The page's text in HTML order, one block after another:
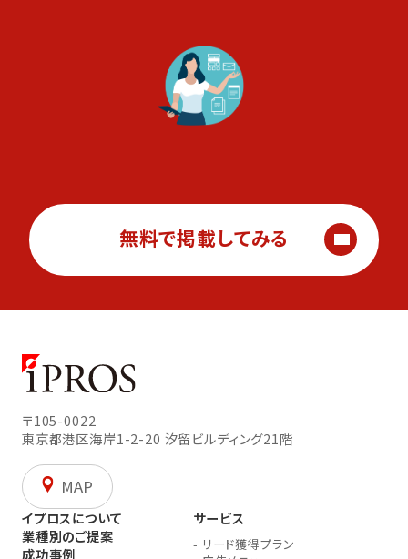
無料で掲載してみる
〒105-0022
東京都港区海岸1-2-20 汐留ビルディング21階
MAP
イプロスについて
業種別のご提案
成功事例
サービス
- リード獲得プラン